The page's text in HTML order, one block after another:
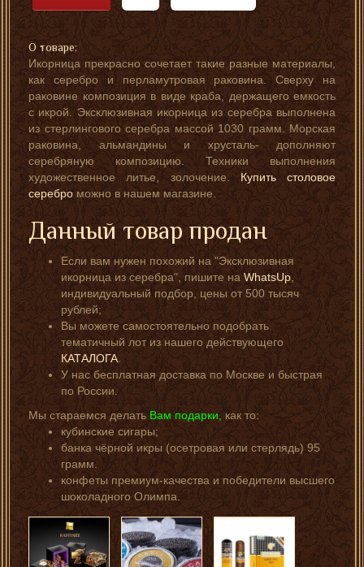
О товаре:
Икорница прекрасно сочетает такие разные материалы,
как серебро и перламутровая раковина. Сверху на
раковине композиция в виде краба, держащего емкость
с икрой. Эксклюзивная икорница из серебра выполнена
из стерлингового серебра массой 1030 грамм. Морская
раковина, альмандины и хрусталь- дополняют
серебряную композицию. Техники выполнения
художественное литье, золочение.Купить столовое
сереброможно в нашем магазине.
Данный товар продан
Если вам нужен похожий на "Эксклюзивная
икорница из серебра", пишите наWhatsUp,
индивидуальный подбор, цены от 500 тысяч
рублей;
Вы можете самостоятельно подобрать
тематичный лот из нашего действующего
КАТАЛОГА
У нас бесплатная доставка по Москве и быстрая
по России.
Мы стараемся делать Вам подарки, как то:
кубинские сигары;
банка чёрной икры (осетровая или стерлядь) 95
грамм.
конфеты премиум-качества и победители высшего
шоколадного Олимпа.